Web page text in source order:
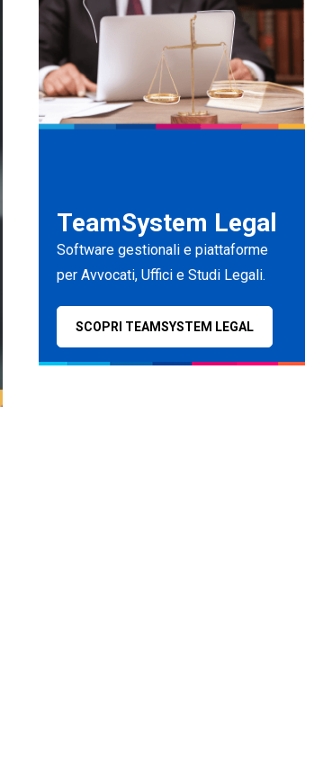
TeamSystem Legal
Software gestionali e piattaforme
per Avvocati, Uffici e Studi Legali.
SCOPRI TEAMSYSTEM LEGAL